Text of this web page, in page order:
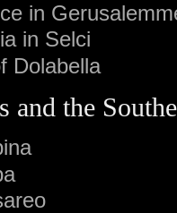
in
in Selci
Dolabella
and the